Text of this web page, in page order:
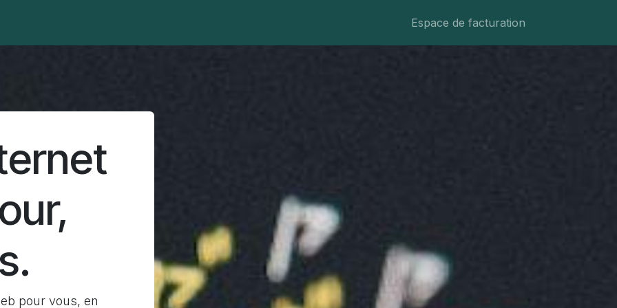
Espace de facturation
pour vous, en